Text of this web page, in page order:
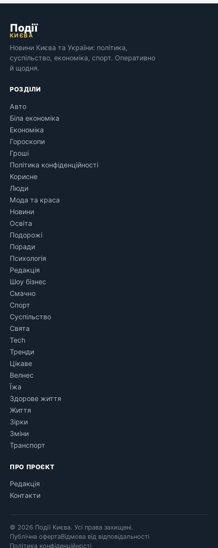
Події
КИЄВА
Новини Києва та України: політика,
суспільство, економіка, спорт. Оперативно
й щодня.
РОЗДІЛИ
Авто
Біла економіка
Економіка
Гороскопи
Гроші
Політика конфіденційності
Корисне
Люди
Мода та краса
Новини
Освіта
Подорожі
Поради
Психологія
Редакція
Шоу бізнес
Смачно
Спорт
Суспільство
Свята
Tech
Тренди
Цікаве
Велнес
Їжа
Здорове життя
Життя
Зірки
Зміни
Транспорт
ПРО ПРОЄКТ
Редакція
Контакти
© 2026 Події Києва. Усі права захищені.
Публічна офертаВідмова від відповідальності
Політика конфіденційності